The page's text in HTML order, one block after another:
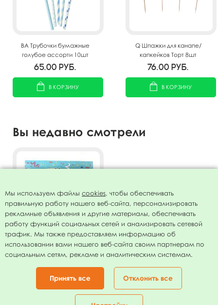
BA Трубочки бумажные
голубое ассорти 10шт
65.00 руб.
В КОРЗИНУ
Q Шпажки для канапе/
капкейков Торт 8шт
76.00 руб.
В КОРЗИНУ
Вы недавно смотрели
Салфетки Капкейки 33 х
33см 12 шт
75.00руб.
Мы используем файлы cookies, чтобы обеспечивать
правильную работу нашего веб-сайта, персонализировать
рекламные объявления и другие материалы, обеспечивать
работу функций социальных сетей и анализировать сетевой
трафик. Мы также предоставляем информацию об
использовании вами нашего веб-сайта своим партнерам по
социальным сетям, рекламе и аналитическим системам.
Принять все Отклонить все